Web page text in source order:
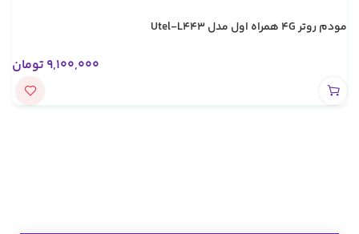
مودم روتر 4G همراه اول مدل Utel-L443
9,100,000 تومان